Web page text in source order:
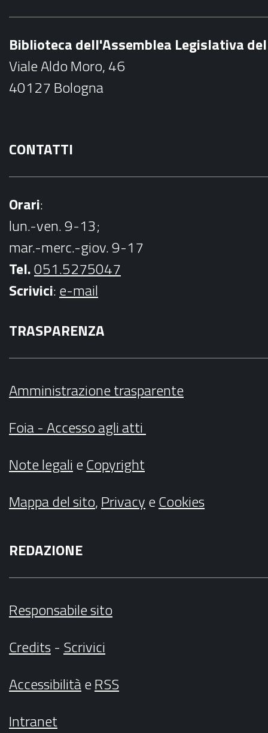
e
o
k
Biblioteca dell'Assemblea Legislativa
Viale Aldo Moro, 46
40127 Bologna
CONTATTI
Orari:
lun.-ven. 9-13;
mar.-merc.-giov. 9-17
Tel.051.5275047
Scrivici:e-mail
TRASPARENZA
Amministrazione trasparente
Foia - Accesso agli atti
Note legalieCopyright
Mappa del sito,PrivacyeCookies
REDAZIONE
Responsabile sito
Credits- Scrivici
AccessibilitàeRSS
Intranet